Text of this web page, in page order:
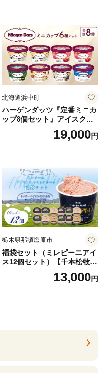
北海道浜中町
ハーゲンダッツ『定番ミニカ
ップ8個セット』アイスクリ
ーム アイス スイーツ デザー
19,000円
栃木県那須塩原市
福袋セット（ミレピーニアイ
ス12個セット）【千本松牧
場】 ns025-014-12 【デザー
ト 詰め合わせ ギフト】
13,000円